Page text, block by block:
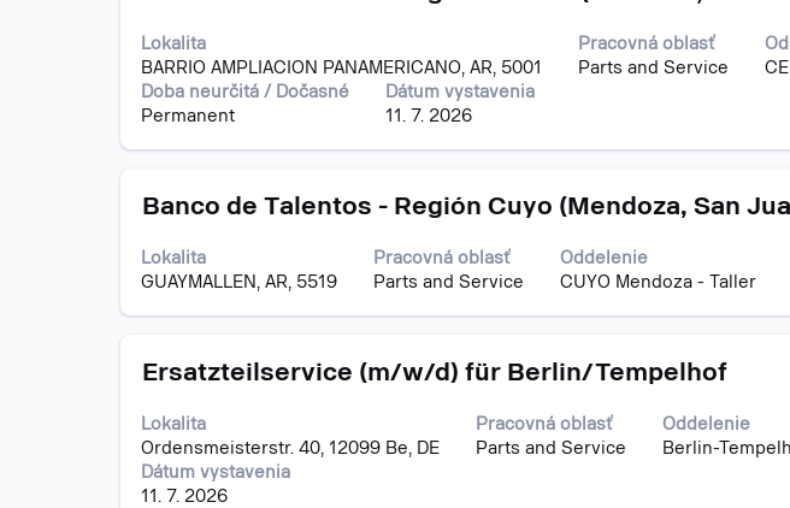
klávesu
Tab
zoznamu
pozícií.
zobrazenie
všetkých
pozícii.
Lokalita
BARRIO AMPLIACION PANAMERICANO, AR, 5001
Pracovná oblasť
Parts and Service
Doba neurčitá / Dočasné
Permanent
Dátum vystavenia
11. 7. 2026
na
zobrazenie
celého
obsahu
o
pozícii.
Názov
Banco de Talentos - Región Cuyo (Mendoza, San
Lokalita
GUAYMALLEN, AR, 5519
Pracovná oblasť
Parts and Service
Oddelenie
CUYO Mendoza - Taller
Stlačte
na
zobrazenie
obsahu
o
pozícii.
Názov
Ersatzteilservice (m/w/d) für Berlin/Tempelhof
Lokalita
Ordensmeisterstr. 40, 12099 Be, DE
Pracovná oblasť
Parts and Service
Oddelenie
Berlin-
Dátum vystavenia
11. 7. 2026
Stlačte
na
zobrazenie
celého
obsahu